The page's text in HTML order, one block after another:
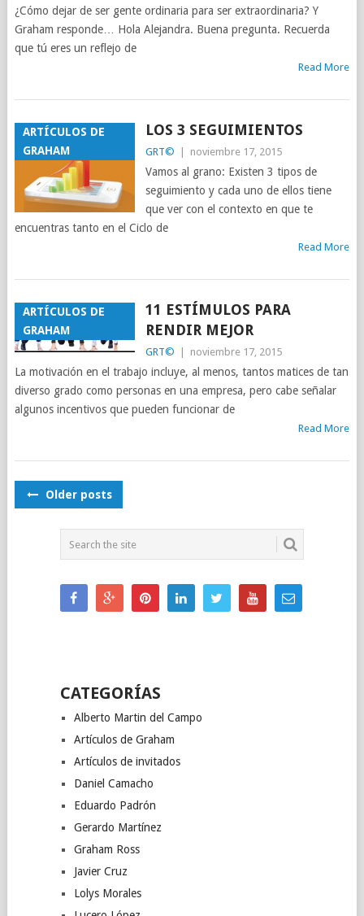
¿Cómo dejar de ser gente ordinaria para ser extraordinaria? Y
Graham responde… Hola Alejandra. Buena pregunta. Recuerda
que tú eres un reflejo de
Read More
ARTÍCULOS DE
GRAHAM
LOS 3 SEGUIMIENTOS
GRT© noviembre 17, 2015
Vamos al grano: Existen 3 tipos de
seguimiento y cada uno de ellos tiene
que ver con el contexto en que te
encuentras tanto en el Ciclo de
Read More
ARTÍCULOS DE
GRAHAM
11 ESTÍMULOS PARA
RENDIR MEJOR
GRT© noviembre 17, 2015
La motivación en el trabajo incluye, al menos, tantos matices de tan
diverso grado como personas en una empresa, pero cabe señalar
algunos incentivos que pueden funcionar de
Read More
POSTS
Older posts
CATEGORÍAS
Alberto Martin del Campo
Artículos de Graham
Artículos de invitados
Daniel Camacho
Eduardo Padrón
Gerardo Martínez
Graham Ross
Javier Cruz
Lolys Morales